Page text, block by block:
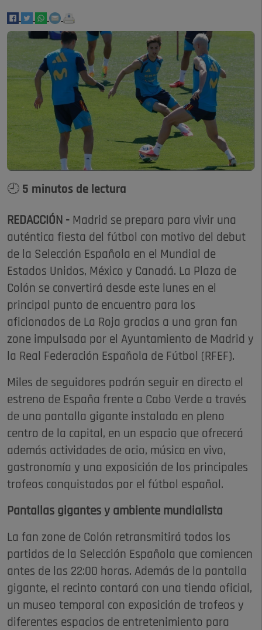
🕘 5 minutos de lectura
REDACCIÓN - Madrid se prepara para vivir una
auténtica fiesta del fútbol con motivo del debut
de la Selección Española en el Mundial de
Estados Unidos, México y Canadá. La Plaza de
Colón se convertirá desde este lunes en el
principal punto de encuentro para los
aficionados de La Roja gracias a una gran fan
zone impulsada por el Ayuntamiento de Madrid y
la Real Federación Española de Fútbol (RFEF).
Miles de seguidores podrán seguir en directo el
estreno de España frente a Cabo Verde a través
de una pantalla gigante instalada en pleno
centro de la capital, en un espacio que ofrecerá
además actividades de ocio, música en vivo,
gastronomía y una exposición de los principales
trofeos conquistados por el fútbol español.
Pantallas gigantes y ambiente mundialista
La fan zone de Colón retransmitirá todos los
partidos de la Selección Española que comiencen
antes de las 22:00 horas. Además de la pantalla
gigante, el recinto contará con una tienda oficial,
un museo temporal con exposición de trofeos y
diferentes espacios de entretenimiento para